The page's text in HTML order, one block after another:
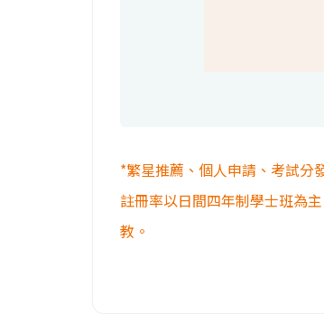
*繁星推薦、個人申請、考試分
註冊率以日間四年制學士班為
教。